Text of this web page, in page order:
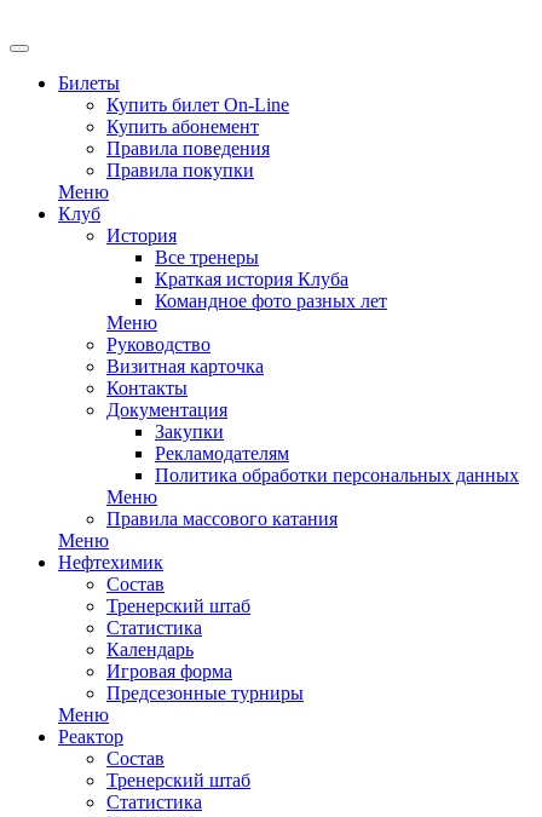
Билеты
Купить билет On-Line
Купить абонемент
Правила поведения
Правила покупки
Меню
Клуб
История
Все тренеры
Краткая история Клуба
Командное фото разных лет
Меню
Руководство
Визитная карточка
Контакты
Документация
Закупки
Рекламодателям
Политика обработки персональных данных
Меню
Правила массового катания
Меню
Нефтехимик
Состав
Тренерский штаб
Статистика
Календарь
Игровая форма
Предсезонные турниры
Меню
Реактор
Состав
Тренерский штаб
Статистика